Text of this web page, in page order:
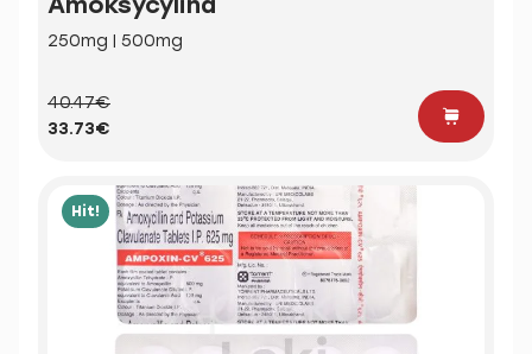
250mg | 500mg
40.47€
33.73€
Hit!